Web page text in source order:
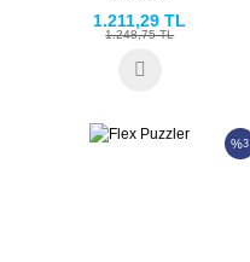
1.211,29 TL
1.248,75 TL
%3